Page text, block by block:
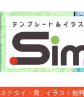
ネクタイ・青 : イラスト無